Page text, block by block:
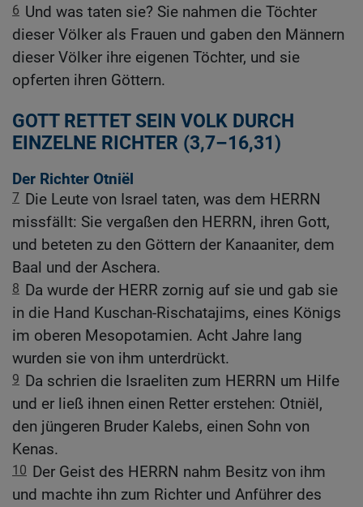
6 Und was taten sie? Sie nahmen die Töchter
dieser Völker als Frauen und gaben den Männern
dieser Völker ihre eigenen Töchter, und sie
opferten ihren Göttern.
GOTT RETTET SEIN VOLK DURCH
EINZELNE RICHTER (3,7–16,31)
Der Richter Otniël
7 Die Leute von Israel taten, was dem HERRN
missfällt: Sie vergaßen den HERRN, ihren Gott,
und beteten zu den Göttern der Kanaaniter, dem
Baal und der Aschera.
8 Da wurde der HERR zornig auf sie und gab sie
in die Hand Kuschan-Rischatajims, eines Königs
im oberen Mesopotamien. Acht Jahre lang
wurden sie von ihm unterdrückt.
9 Da schrien die Israeliten zum HERRN um Hilfe
und er ließ ihnen einen Retter erstehen: Otniël,
den jüngeren Bruder Kalebs, einen Sohn von
Kenas.
10 Der Geist des HERRN nahm Besitz von ihm
und machte ihn zum Richter und Anführer des